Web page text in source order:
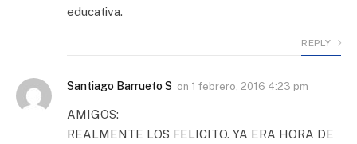
educativa.
REPLY
Santiago Barrueto S on 1 febrero, 2016 4:23 pm
AMIGOS:
REALMENTE LOS FELICITO. YA ERA HORA DE